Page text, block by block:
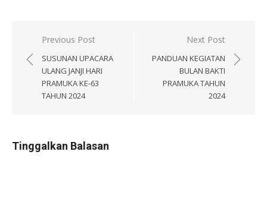
Navigasi
pos
Previous Post
SUSUNAN UPACARA
ULANG JANJI HARI
PRAMUKA KE-63
TAHUN 2024
Next Post
PANDUAN KEGIATAN
BULAN BAKTI
PRAMUKA TAHUN
2024
Tinggalkan Balasan